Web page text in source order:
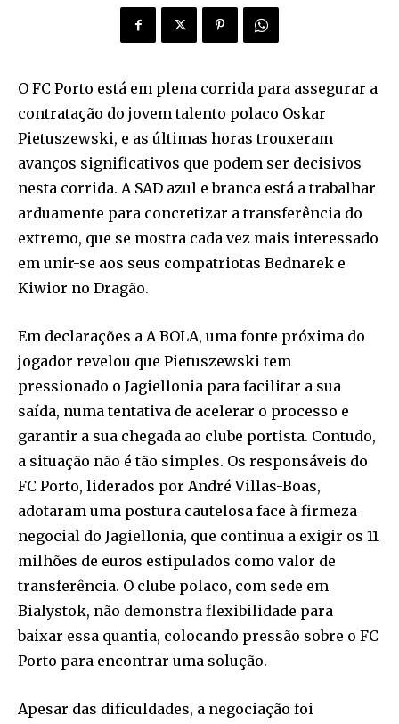
O FC Porto está em plena corrida para assegurar a
contratação do jovem talento polaco Oskar
Pietuszewski, e as últimas horas trouxeram
avanços significativos que podem ser decisivos
nesta corrida. A SAD azul e branca está a trabalhar
arduamente para concretizar a transferência do
extremo, que se mostra cada vez mais interessado
em unir-se aos seus compatriotas Bednarek e
Kiwior no Dragão.
Em declarações a A BOLA, uma fonte próxima do
jogador revelou que Pietuszewski tem
pressionado o Jagiellonia para facilitar a sua
saída, numa tentativa de acelerar o processo e
garantir a sua chegada ao clube portista. Contudo,
a situação não é tão simples. Os responsáveis do
FC Porto, liderados por André Villas-Boas,
adotaram uma postura cautelosa face à firmeza
negocial do Jagiellonia, que continua a exigir os 11
milhões de euros estipulados como valor de
transferência. O clube polaco, com sede em
Bialystok, não demonstra flexibilidade para
baixar essa quantia, colocando pressão sobre o FC
Porto para encontrar uma solução.
Apesar das dificuldades, a negociação foi